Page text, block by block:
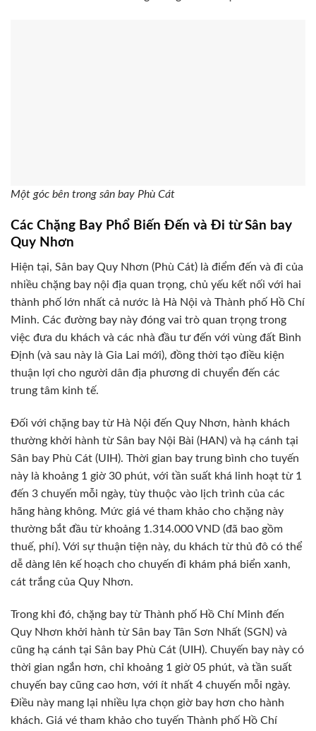
Một góc bên trong sân bay Phù Cát
Các Chặng Bay Phổ Biến Đến và Đi từ Sân bay
Quy Nhơn
Hiện tại, Sân bay Quy Nhơn (Phù Cát) là điểm đến và đi của
nhiều chặng bay nội địa quan trọng, chủ yếu kết nối với hai
thành phố lớn nhất cả nước là Hà Nội và Thành phố Hồ Chí
Minh. Các đường bay này đóng vai trò quan trọng trong
việc đưa du khách và các nhà đầu tư đến với vùng đất Bình
Định (và sau này là Gia Lai mới), đồng thời tạo điều kiện
thuận lợi cho người dân địa phương di chuyển đến các
trung tâm kinh tế.
Đối với chặng bay từ Hà Nội đến Quy Nhơn, hành khách
thường khởi hành từ Sân bay Nội Bài (HAN) và hạ cánh tại
Sân bay Phù Cát (UIH). Thời gian bay trung bình cho tuyến
này là khoảng 1 giờ 30 phút, với tần suất khá linh hoạt từ 1
đến 3 chuyến mỗi ngày, tùy thuộc vào lịch trình của các
hãng hàng không. Mức giá vé tham khảo cho chặng này
thường bắt đầu từ khoảng 1.314.000 VND (đã bao gồm
thuế, phí). Với sự thuận tiện này, du khách từ thủ đô có thể
dễ dàng lên kế hoạch cho chuyến đi khám phá biển xanh,
cát trắng của Quy Nhơn.
Trong khi đó, chặng bay từ Thành phố Hồ Chí Minh đến
Quy Nhơn khởi hành từ Sân bay Tân Sơn Nhất (SGN) và
cũng hạ cánh tại Sân bay Phù Cát (UIH). Chuyến bay này có
thời gian ngắn hơn, chỉ khoảng 1 giờ 05 phút, và tần suất
chuyến bay cũng cao hơn, với ít nhất 4 chuyến mỗi ngày.
Điều này mang lại nhiều lựa chọn giờ bay hơn cho hành
khách. Giá vé tham khảo cho tuyến Thành phố Hồ Chí